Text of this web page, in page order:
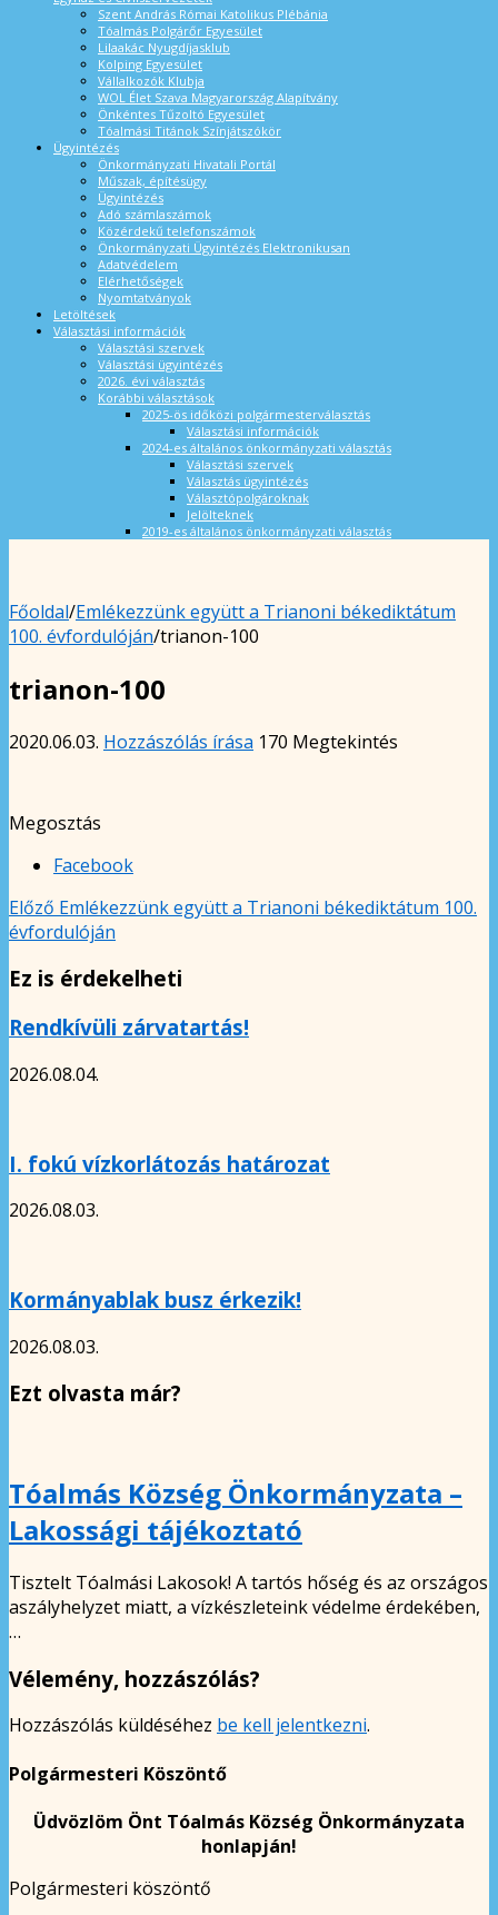
Szent András Római Katolikus Plébánia
Tóalmás Polgárőr Egyesület
Lilaakác Nyugdíjasklub
Kolping Egyesület
Vállalkozók Klubja
WOL Élet Szava Magyarország Alapítvány
Önkéntes Tűzoltó Egyesület
Tóalmási Titánok Színjátszókör
Ügyintézés
Önkormányzati Hivatali Portál
Műszak, építésügy
Ügyintézés
Adó számlaszámok
Közérdekű telefonszámok
Önkormányzati Ügyintézés Elektronikusan
Adatvédelem
Elérhetőségek
Nyomtatványok
Letöltések
Választási információk
Választási szervek
Választási ügyintézés
2026. évi választás
Korábbi választások
2025-ös időközi polgármesterválasztás
Választási információk
2024-es általános önkormányzati választás
Választási szervek
Választás ügyintézés
Választópolgároknak
Jelölteknek
2019-es általános önkormányzati választás
Főoldal/Emlékezzünk együtt a Trianoni békediktátum
100. évfordulóján/trianon-100
trianon-100
2020.06.03. Hozzászólás írása 170 Megtekintés
Megosztás
Facebook
Előző Emlékezzünk együtt a Trianoni békediktátum 100.
évfordulóján
Ez is érdekelheti
Rendkívüli zárvatartás!
2026.08.04.
I. fokú vízkorlátozás határozat
2026.08.03.
Kormányablak busz érkezik!
2026.08.03.
Ezt olvasta már?
Tóalmás Község Önkormányzata –
Lakossági tájékoztató
Tisztelt Tóalmási Lakosok! A tartós hőség és az országos
aszályhelyzet miatt, a vízkészleteink védelme érdekében,
…
Vélemény, hozzászólás?
Hozzászólás küldéséhez be kell jelentkezni.
Polgármesteri Köszöntő
Üdvözlöm Önt Tóalmás Község Önkormányzata
honlapján!
Polgármesteri köszöntő